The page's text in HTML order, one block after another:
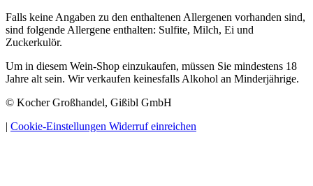
Falls keine Angaben zu den enthaltenen Allergenen vorhanden sind,
sind folgende Allergene enthalten: Sulfite, Milch, Ei und
Zuckerkulör.
Um in diesem Wein-Shop einzukaufen, müssen Sie mindestens 18
Jahre alt sein. Wir verkaufen keinesfalls Alkohol an Minderjährige.
© Kocher Großhandel, Gißibl GmbH
| Cookie-Einstellungen Widerruf einreichen